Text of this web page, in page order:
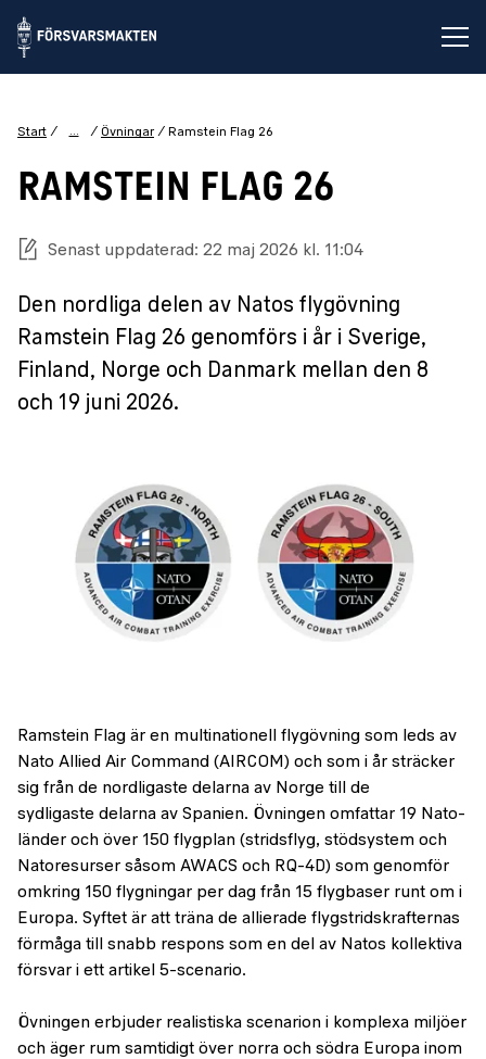
Start ... Övningar Ramstein Flag 26
RAMSTEIN FLAG 26
Senast uppdaterad: 22 maj 2026 kl. 11:04
Den nordliga delen av Natos flygövning
Ramstein Flag 26 genomförs i år i Sverige,
Finland, Norge och Danmark mellan den 8
och 19 juni 2026.
Ramstein Flag är en multinationell flygövning som leds av
Nato Allied Air Command (AIRCOM) och som i år sträcker
sig från de nordligaste delarna av Norge till de
sydligaste delarna av Spanien. Övningen omfattar 19 Nato-
länder och över 150 flygplan (stridsflyg, stödsystem och
Natoresurser såsom AWACS och RQ-4D) som genomför
omkring 150 flygningar per dag från 15 flygbaser runt om i
Europa. Syftet är att träna de allierade flygstridskrafternas
förmåga till snabb respons som en del av Natos kollektiva
försvar i ett artikel 5-scenario.
Övningen erbjuder realistiska scenarion i komplexa miljöer
och äger rum samtidigt över norra och södra Europa inom